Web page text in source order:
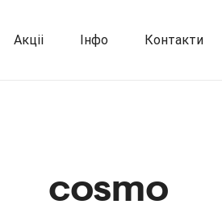
Акціі Інфо Контакти
cosmo